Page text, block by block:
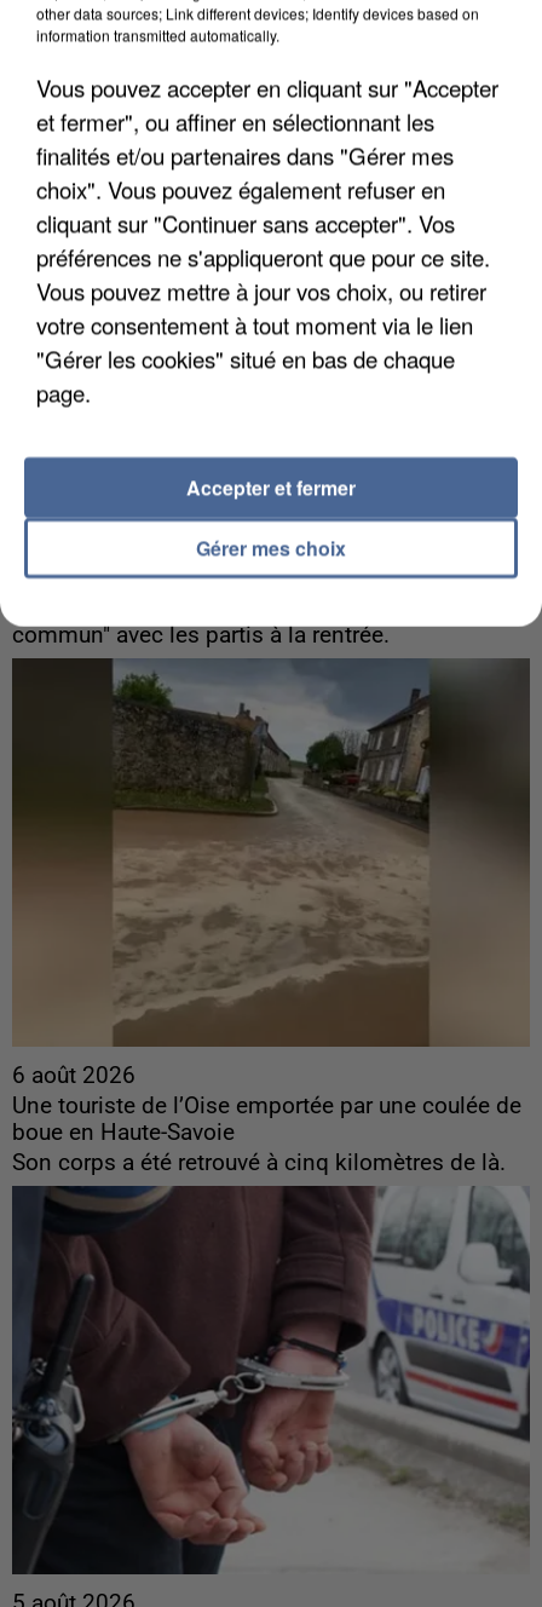
Algérie
Un cofondateur du réseau avait été interpellé
quelques jours plus tôt.
6 août 2026
Gabriel Attal et Raphaël Glucksmann visés par des
ingérences...
commun" avec les partis à la rentrée.
6 août 2026
Une touriste de l’Oise emportée par une coulée de
boue en Haute-Savoie
Son corps a été retrouvé à cinq kilomètres de là.
other data sources; Link different devices; Identify devices based on
information transmitted automatically.
Vous pouvez accepter en cliquant sur "Accepter
et fermer", ou affiner en sélectionnant les
finalités et/ou partenaires dans "Gérer mes
choix". Vous pouvez également refuser en
cliquant sur "Continuer sans accepter". Vos
préférences ne s'appliqueront que pour ce site.
Vous pouvez mettre à jour vos choix, ou retirer
votre consentement à tout moment via le lien
"Gérer les cookies" situé en bas de chaque
page.
Gérer mes choix
Accepter et fermer